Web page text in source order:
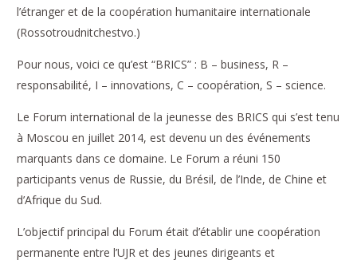
l’étranger et de la coopération humanitaire internationale
(Rossotroudnitchestvo.)
Pour nous, voici ce qu’est “BRICS” : B – business, R –
responsabilité, I – innovations, C – coopération, S – science.
Le Forum international de la jeunesse des BRICS qui s’est tenu
à Moscou en juillet 2014, est devenu un des événements
marquants dans ce domaine. Le Forum a réuni 150
participants venus de Russie, du Brésil, de l’Inde, de Chine et
d’Afrique du Sud.
L’objectif principal du Forum était d’établir une coopération
permanente entre l’UJR et des jeunes dirigeants et